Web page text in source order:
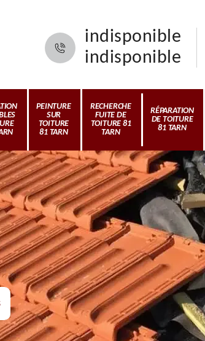
indisponible
indisponible
PEINTURE
SUR
TOITURE
81 TARN
RECHERCHE
FUITE DE
TOITURE 81
TARN
RÉPARATION
DE TOITURE
81 TARN